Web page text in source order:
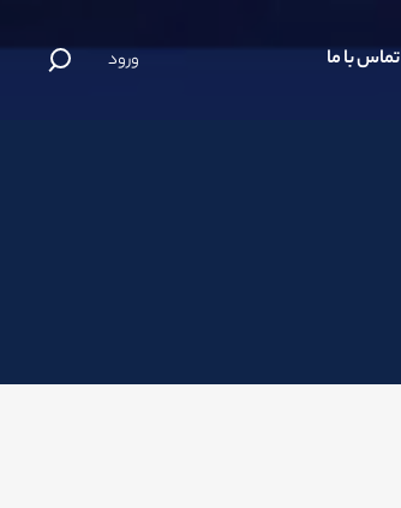
تماس با ما ورود